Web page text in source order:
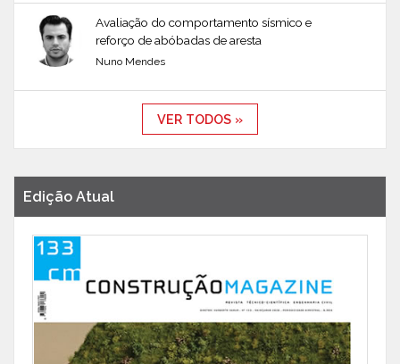
Avaliação do comportamento sísmico e
reforço de abóbadas de aresta
Nuno Mendes
VER TODOS »
Edição Atual